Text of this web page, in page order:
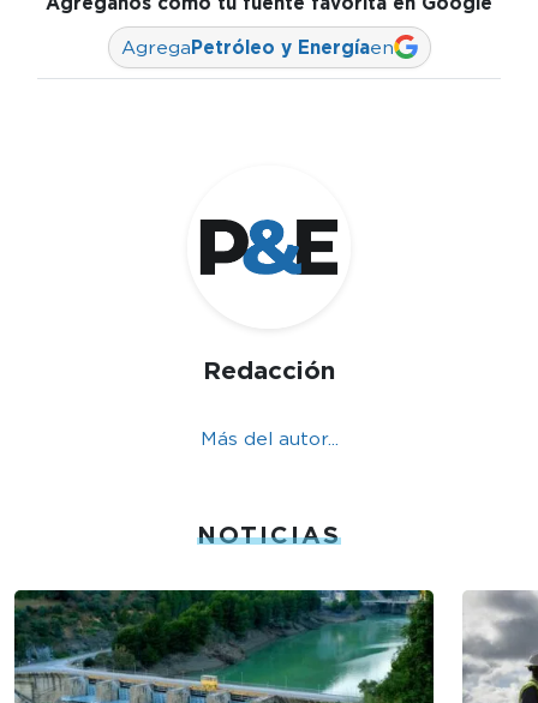
AgregaPetróleo y Energíaen
Redacción
Más del autor...
NOTICIAS